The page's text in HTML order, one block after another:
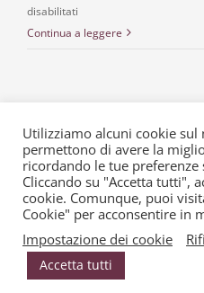
disabilitati
Istanza
a
spese
dello
stato
Continua a leggere
© Copyright 2015 -2026 |
02032940039 | web
2000net| copyright|
Utilizziamo alcuni cookie sul
permettono di avere la
ricordando le tue preferenze
Cliccando su "Accetta tutti",
cookie. Comunque, puoi
Cookie" per acconsentire in
Impostazione dei cookie
Accetta tutti